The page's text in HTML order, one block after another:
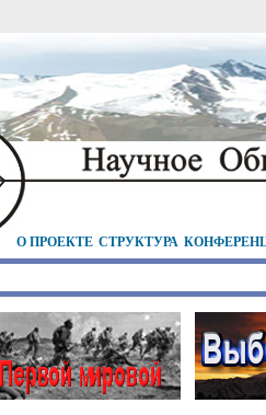
О ПРОЕКТЕ СТРУКТУРА